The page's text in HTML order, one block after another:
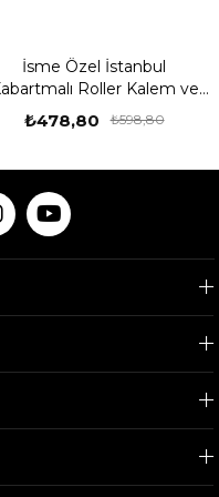
İsme Özel İstanbul
Roller Kalem ve
Ahşap Kutu Seti
₺478,80 ₺598,80